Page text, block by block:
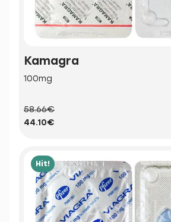
Kamagra
100mg
58.66€
44.10€
Hit!